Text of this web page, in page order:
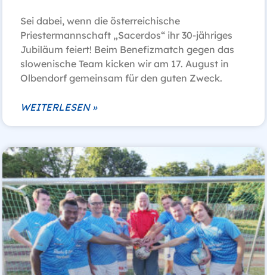
Sei dabei, wenn die österreichische
Priestermannschaft „Sacerdos“ ihr 30-jähriges
Jubiläum feiert! Beim Benefizmatch gegen das
slowenische Team kicken wir am 17. August in
Olbendorf gemeinsam für den guten Zweck.
WEITERLESEN »